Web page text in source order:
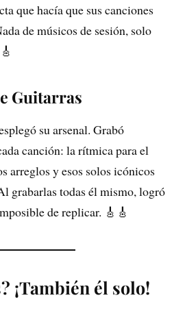
que hacía que sus canciones
de músicos de sesión, solo
Guitarras
su arsenal. Grabó
canción: la rítmica para el
arreglos y esos solos icónicos
grabarlas todas él mismo, logró
de replicar. 🎸🎸
¡También él solo!